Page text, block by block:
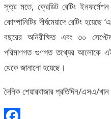
সূত্র মতে, ক্রেডিট রেটিং ইনফর্মেশন
কোম্পানিটির দীর্ঘমেয়াদে রেটিং
বছরের অনিরীক্ষিত এবং ৩০
পরিমাণগত গুণগত তথ্যের আলোকে এই
থেকে জানানো হয়েছে।
দৈনিক শেয়ারবাজার প্রতিদিন/এসএ/খান